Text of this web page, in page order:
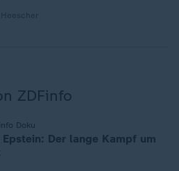
ZDFinfo
Doku
Epstein: Der lange Kampf um